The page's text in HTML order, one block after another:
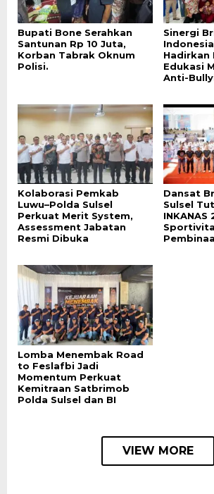
Bupati Bone Serahkan
Santunan Rp 10 Juta,
Korban Tabrak Oknum
Polisi.
Sinergi
Hadirkan
Edukasi
Anti-
Kolaborasi Pemkab
Luwu–Polda Sulsel
Perkuat Merit System,
Assessment Jabatan
Resmi Dibuka
Dansat
Sulsel
Lomba Menembak Road
to Feslafbi Jadi
Momentum Perkuat
Kemitraan Satbrimob
Polda Sulsel dan BI
VIEW MORE